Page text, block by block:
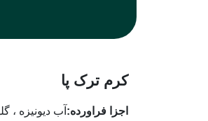
کرم ترک پا
اجزا فراورده: آب دیونیزه ،